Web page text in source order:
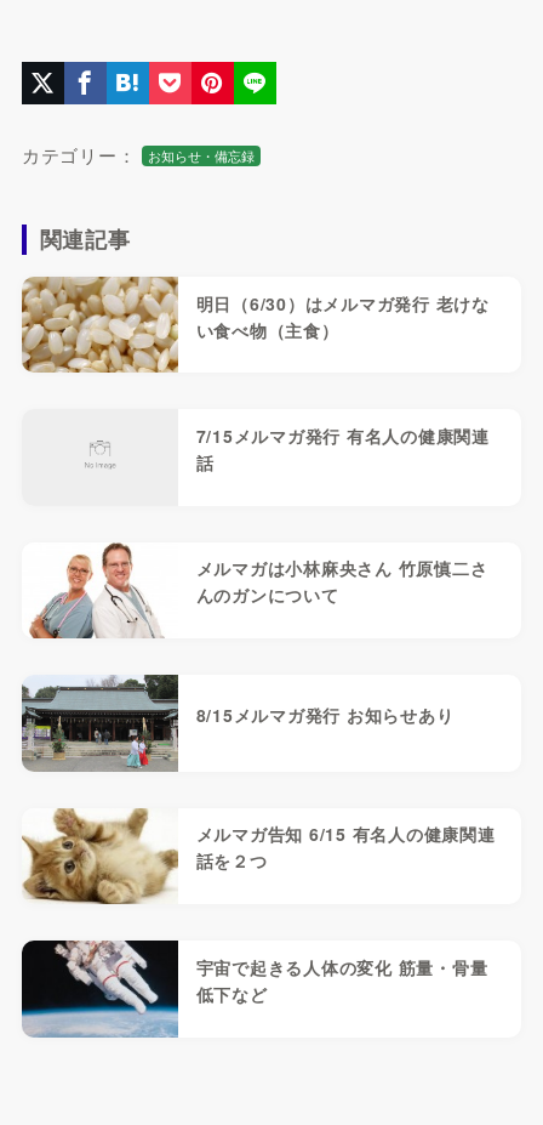
カテゴリー： お知らせ・備忘録
関連記事
明日（6/30）はメルマガ発行 老けな
い食べ物（主食）
7/15メルマガ発行 有名人の健康関連
話
メルマガは小林麻央さん 竹原慎二さ
んのガンについて
8/15メルマガ発行 お知らせあり
メルマガ告知 6/15 有名人の健康関連
話を２つ
宇宙で起きる人体の変化 筋量・骨量
低下など